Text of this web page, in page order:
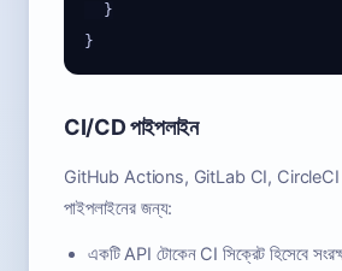
  }
CI/CD পাইপলাইন
GitHub Actions, GitLab CI, CircleCI
পাইপলাইনের জন্য:
একটি API টোকেন CI সিক্রেট হিসেবে